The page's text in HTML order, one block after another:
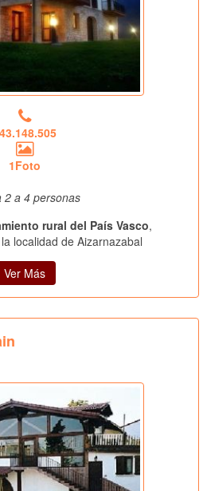
1Foto
2 a 4 personas
rural del País Vasco,
localidad de Aizarnazabal
Ver Más